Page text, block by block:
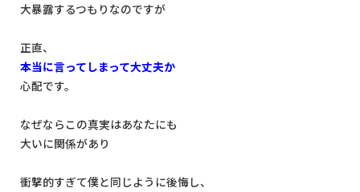
大暴露するつもりなのですが
正直、
本当に言ってしまって大丈夫か
心配です。
なぜならこの真実はあなたにも
大いに関係があり
衝撃的すぎて僕と同じように後悔し、